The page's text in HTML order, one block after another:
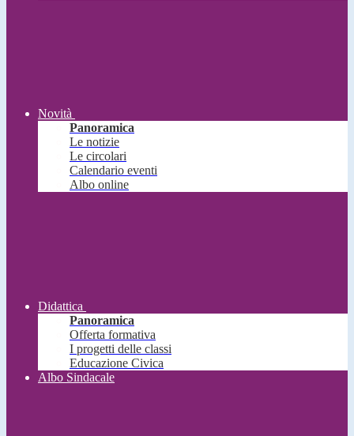
Novità
Panoramica
Le notizie
Le circolari
Calendario eventi
Albo online
Didattica
Panoramica
Offerta formativa
I progetti delle classi
Educazione Civica
Albo Sindacale